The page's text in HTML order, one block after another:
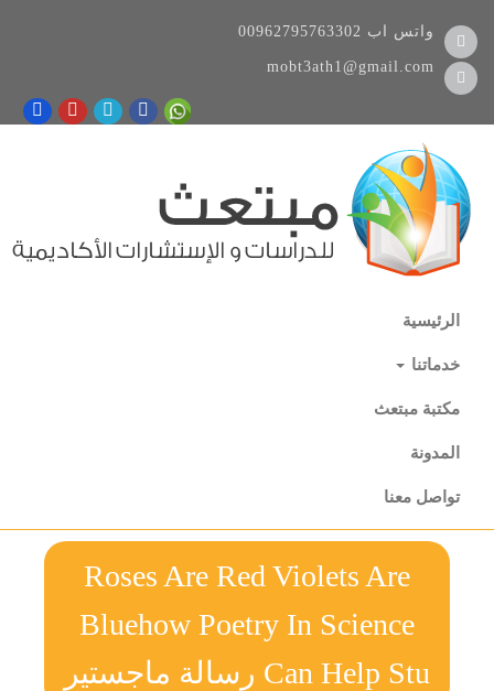
00962795763302 واتس اب
mobt3ath1@gmail.com
الرئيسية
خدماتنا
مكتبة مبتعث
المدونة
تواصل معنا
Roses Are Red Violets Are
Bluehow Poetry In Science
Can Help Stu رسالة ماجستير